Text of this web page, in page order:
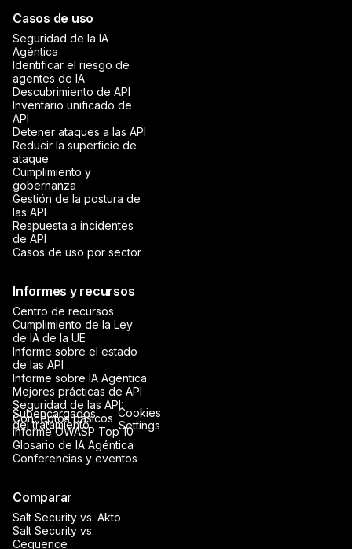
Casos de uso
Seguridad de la IA
Agéntica
Identificar el riesgo de
agentes de IA
Descubrimiento de API
Inventario unificado de
API
Detener ataques a las API
Reducir la superficie de
ataque
Cumplimiento y
gobernanza
Gestión de la postura de
las API
Respuesta a incidentes
de API
Casos de uso por sector
Informes y recursos
Centro de recursos
Cumplimiento de la Ley
de IA de la UE
Informe sobre el estado
de las API
Informe sobre IA Agéntica
Mejores prácticas de API
Seguridad de las API:
Conceptos básicos
Informe OWASP Top 10
Glosario de IA Agéntica
Conferencias y eventos
Comparar
Salt Security vs. Akto
Salt Security vs.
Cequence
Subencargados
del tratamiento
Cookies
Settings